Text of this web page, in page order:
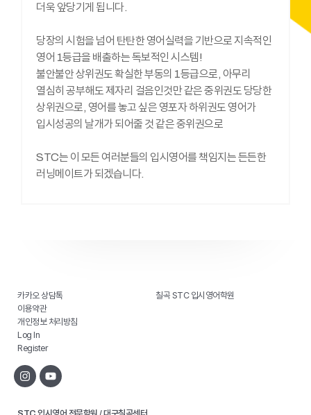
더욱 앞당기게 됩니다.
당장의 시험을 넘어 탄탄한 영어실력을 기반으로 지속적인
영어 1등급을 배출하는 독보적인 시스템!
불안불안 상위권도 확실한 부동의 1등급으로, 아무리
열심히 공부해도 제자리 걸음인것만 같은 중위권도 당당한
상위권으로, 영어를 놓고 싶은 영포자 하위권도 영어가
입시성공의 날개가 되어줄 것 같은 중위권으로
STC는 이 모든 여러분들의 입시영어를 책임지는 든든한
러닝메이트가 되겠습니다.
카카오 상담톡
이용약관
개인정보 처리방침
Log In
Register
칠곡 STC 입시영어학원